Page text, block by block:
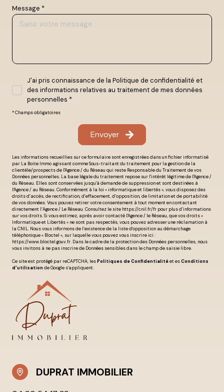
Message *
J'ai pris connaissance de la Politique de confidentialité et
des informations relatives au traitement de mes données
personnelles *
* Champs obligatoires
Envoyer
Les informations recueillies sur ce formulaire sont enregistrées dans un fichier informatisé
par La Boite Immo agissant comme Sous-traitant du traitement pour la gestion de la
clientèle/prospects de l'Agence / du Réseau qui reste Responsable du Traitement de vos
Données personnelles. La base légale du traitement repose sur l'intérêt légitime de l'Agence /
du Réseau. Elles sont conservées jusqu'à demande de suppression et sont destinées à
l'Agence / au Réseau. Conformément à la loi « informatique et libertés », vous disposez des
droits d’accès, de rectification, d’effacement, d’opposition, de limitation et de portabilité
de vos données. Vous pouvez retirer votre consentement à tout moment en contactant
directement l’Agence / Le Réseau. Consultez le site https://cnil.fr/fr pour plus d’informations
sur vos droits. Si vous estimez, après avoir contacté l'Agence / le Réseau, que vos droits «
Informatique et Libertés » ne sont pas respectés, vous pouvez adresser une réclamation à
la CNIL. Nous vous informons de l’existence de la liste d'opposition au démarchage
téléphonique « Bloctel », sur laquelle vous pouvez vous inscrire ici :
https://www.bloctel.gouv.fr. Dans le cadre de la protection des Données personnelles, nous
vous invitons à ne pas inscrire de Données sensibles dans le champ de saisie libre.
Ce site est protégé par reCAPTCHA, lesPolitiques de Confidentialitéet esConditions
d'utilisation de Google s'appliquent.
DUPRAT IMMOBILIER